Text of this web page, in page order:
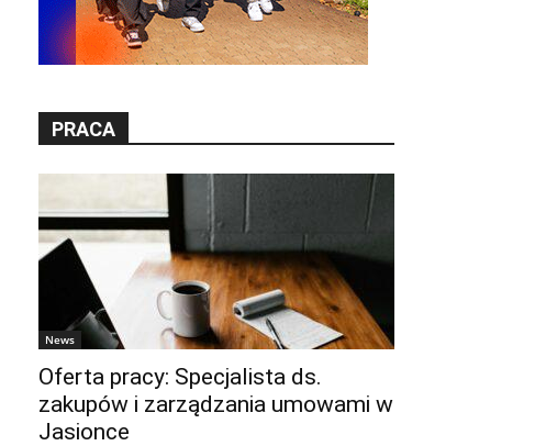
PRACA
News
Oferta pracy: Specjalista ds.
zakupów i zarządzania umowami w
Jasionce